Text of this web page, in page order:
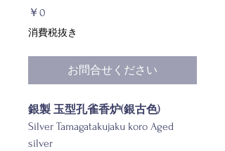
￥0
格
消費税抜き
お問合せください
銀製 玉型孔雀香炉(銀古色)
Silver Tamagatakujaku koro Aged
silver